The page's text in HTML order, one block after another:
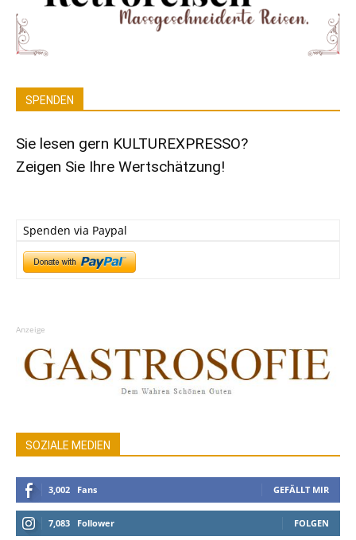
SPENDEN
Sie lesen gern KULTUREXPRESSO?
Zeigen Sie Ihre Wertschätzung!
Spenden via Paypal
Anzeige
SOZIALE MEDIEN
3,002 Fans GEFÄLLT MIR
7,083 Follower FOLGEN